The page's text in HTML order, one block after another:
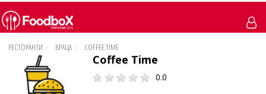
РЕСТОРАНТИ ВРАЦА COFFEE TIME
Coffee Time
0.0